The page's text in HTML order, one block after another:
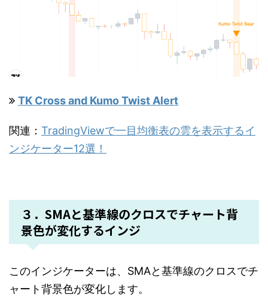
TK Cross and Kumo Twist Alert
関連： TradingViewで一目均衡表の雲を表示するイ
ンジケーター12選！
３．SMAと基準線のクロスでチャート背
景色が変化するインジ
このインジケーターは、SMAと基準線のクロスでチ
ャート背景色が変化します。